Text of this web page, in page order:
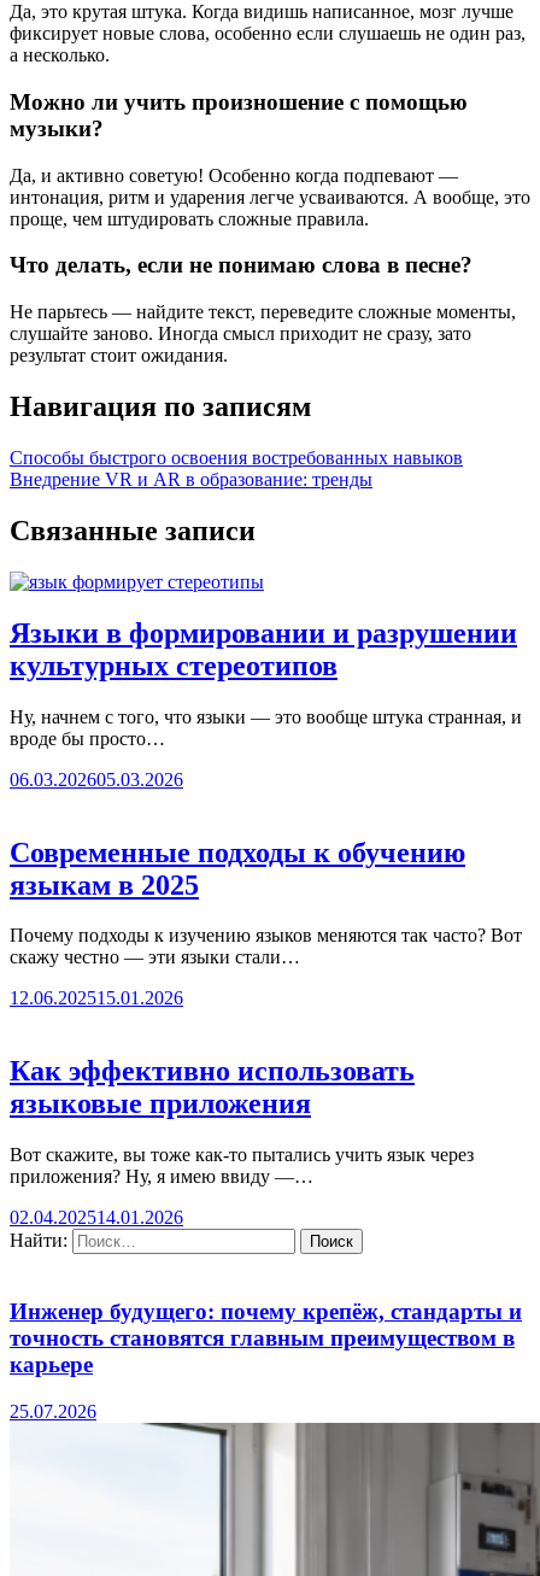
Да, это крутая штука. Когда видишь написанное, мозг лучше
фиксирует новые слова, особенно если слушаешь не один раз,
а несколько.
Можно ли учить произношение с помощью
музыки?
Да, и активно советую! Особенно когда подпевают —
интонация, ритм и ударения легче усваиваются. А вообще, это
проще, чем штудировать сложные правила.
Что делать, если не понимаю слова в песне?
Не парьтесь — найдите текст, переведите сложные моменты,
слушайте заново. Иногда смысл приходит не сразу, зато
результат стоит ожидания.
Навигация по записям
Способы быстрого освоения востребованных навыков
Внедрение VR и AR в образование: тренды
Связанные записи
Языки в формировании и разрушении
культурных стереотипов
Ну, начнем с того, что языки — это вообще штука странная, и
вроде бы просто…
06.03.202605.03.2026
Современные подходы к обучению
языкам в 2025
Почему подходы к изучению языков меняются так часто? Вот
скажу честно — эти языки стали…
12.06.202515.01.2026
Как эффективно использовать
языковые приложения
Вот скажите, вы тоже как-то пытались учить язык через
приложения? Ну, я имею ввиду —…
02.04.202514.01.2026
Найти:
Инженер будущего: почему крепёж, стандарты и
точность становятся главным преимуществом в
карьере
25.07.2026